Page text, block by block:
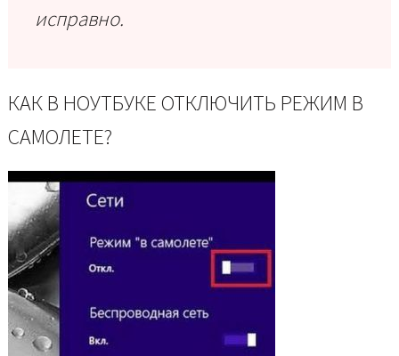
исправно.
КАК В НОУТБУКЕ ОТКЛЮЧИТЬ РЕЖИМ В
САМОЛЕТЕ?